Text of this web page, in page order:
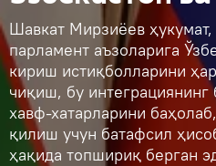
Шавкат Мирзиёев ҳукумат,
парламент аъзоларига
кириш истиқболларини
чиқиш, бу интеграциянинг
хавф-хатарларини
қилиш учун батафсил
ҳақида топшириқ берган